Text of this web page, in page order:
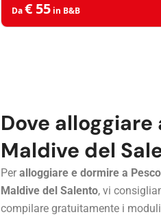
Da€ 55 in B&B
Dove alloggiare
Maldive del
Per alloggiare e dormire a
Maldive del Salento, vi
compilare gratuitamente i